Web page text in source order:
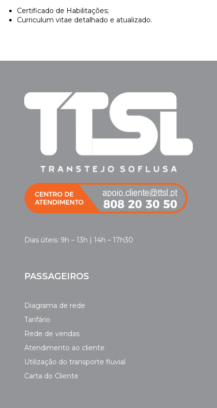
Certificado de Habilitações;
Curriculum vitae detalhado e atualizado.
Dias úteis: 9h – 13h | 14h – 17h30
PASSAGEIROS
Diagrama de rede
Tarifário
Rede de vendas
Atendimento ao cliente
Utilização do transporte fluvial
Carta do Cliente